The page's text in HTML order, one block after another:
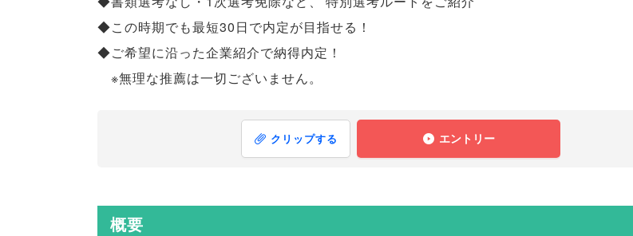
◆この時期でも最短30日で内定が目指せる！
◆ご希望に沿った企業紹介で納得内定！
※無理な推薦は一切ございません。
クリップする エントリー
概要